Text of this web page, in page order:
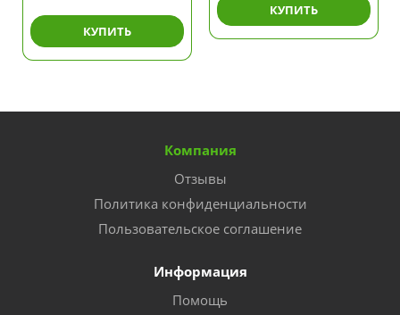
КУПИТЬ
КУПИТЬ
Компания
Отзывы
Политика конфиденциальности
Пользовательское соглашение
Информация
Помощь